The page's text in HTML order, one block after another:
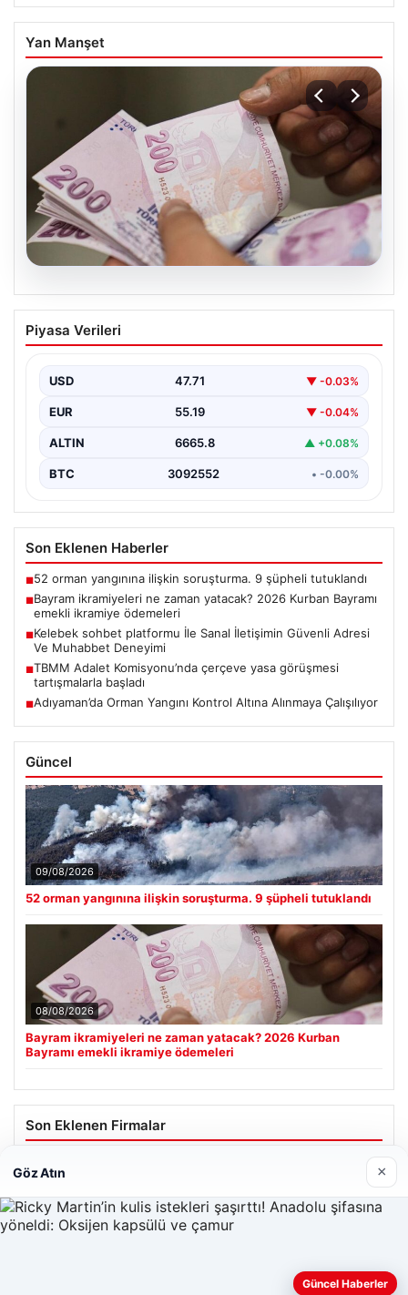
Yan Manşet
08.08.2026
Bayram ikramiyeleri ne zaman yatacak?
2026 Kurban Bayramı emekli ikramiye
Piyasa Verileri
USD 47.71 ▼ -0.03%
EUR 55.19 ▼ -0.04%
ALTIN 6665.8 ▲ +0.08%
BTC 3092552 • -0.00%
Son Eklenen Haberler
■52 orman yangınına ilişkin soruşturma. 9 şüpheli tutuklandı
■Bayram ikramiyeleri ne zaman yatacak? 2026 Kurban Bayramı
emekli ikramiye ödemeleri
■Kelebek sohbet platformu İle Sanal İletişimin Güvenli Adresi
Ve Muhabbet Deneyimi
■TBMM Adalet Komisyonu’nda çerçeve yasa görüşmesi
tartışmalarla başladı
■Adıyaman’da Orman Yangını Kontrol Altına Alınmaya Çalışılıyor
Güncel
09/08/2026
52 orman yangınına ilişkin soruşturma. 9 şüpheli tutuklandı
08/08/2026
Bayram ikramiyeleri ne zaman yatacak? 2026 Kurban
Bayramı emekli ikramiye ödemeleri
Son Eklenen Firmalar
Cengiz Sigorta
Web sitemizi nasıl kullandığınızı daha iyi anlayabilmek,
Göz Atın ×
Güncel Haberler